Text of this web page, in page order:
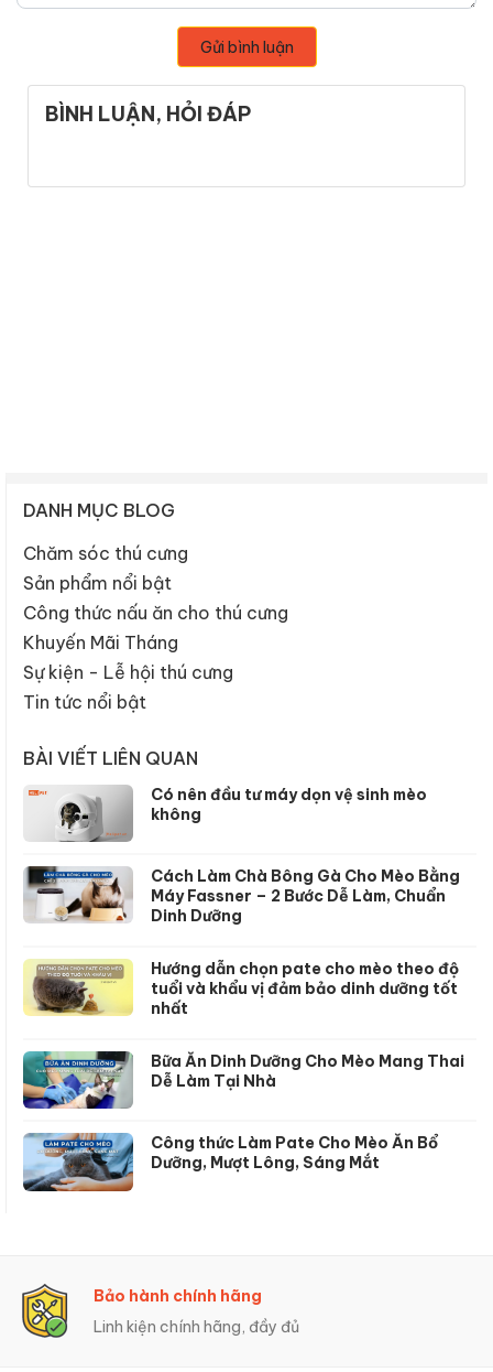
Gửi bình luận
BÌNH LUẬN, HỎI ĐÁP
DANH MỤC BLOG
Chăm sóc thú cưng
Sản phẩm nổi bật
Công thức nấu ăn cho thú cưng
Khuyến Mãi Tháng
Sự kiện - Lễ hội thú cưng
Tin tức nổi bật
BÀI VIẾT LIÊN QUAN
Có nên đầu tư máy dọn vệ sinh mèo
không
Cách Làm Chà Bông Gà Cho Mèo Bằng
Máy Fassner – 2 Bước Dễ Làm, Chuẩn
Dinh Dưỡng
Hướng dẫn chọn pate cho mèo theo độ
tuổi và khẩu vị đảm bảo dinh dưỡng tốt
nhất
Bữa Ăn Dinh Dưỡng Cho Mèo Mang Thai
Dễ Làm Tại Nhà
Công thức Làm Pate Cho Mèo Ăn Bổ
Dưỡng, Mượt Lông, Sáng Mắt
Trả Góp 0%
Hỗ trợ trả góp linh hoạt